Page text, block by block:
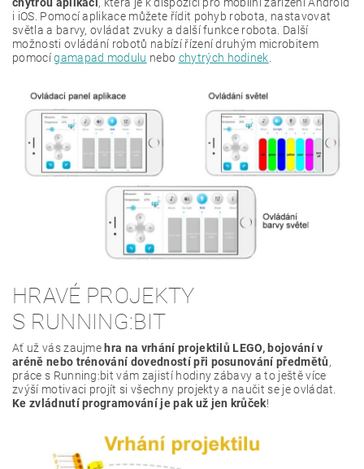
i iOS. Pomocí aplikace můžete řídit pohyb robota, nastavovat
světla a barvy, ovládat zvuky a další funkce robota. Další
možnosti ovládání robotů nabízí řízení druhým microbitem
pomocígamapad modulu nebo chytrých hodinek
HRAVÉ PROJEKTY
S RUNNING:BIT
Ať už vás zaujme hra na vrhání projektilů LEGO, bojování v
aréně nebo trénování dovedností při posunování předmětů,
práce s Running:bit vám zajistí hodiny zábavy a to ještě více
zvýší motivaci projít si všechny projekty a naučit se je ovládat.
Ke zvládnutí programování je pak už jen krůček!